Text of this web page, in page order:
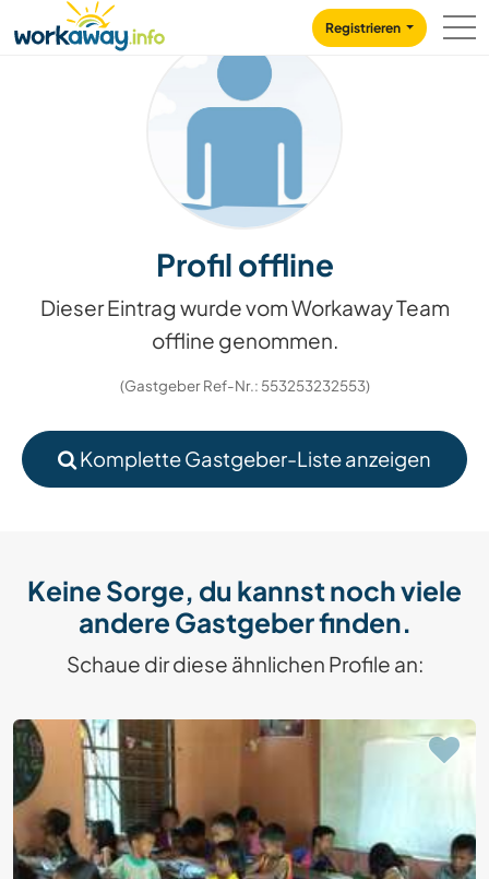
CONTENT
MAIN NAVIGATION
Registrieren
Profil offline
Dieser Eintrag wurde vom Workaway Team
offline genommen.
(Gastgeber Ref-Nr.: 553253232553)
Komplette Gastgeber-Liste anzeigen
Keine Sorge, du kannst noch viele
andere Gastgeber finden.
Schaue dir diese ähnlichen Profile an: